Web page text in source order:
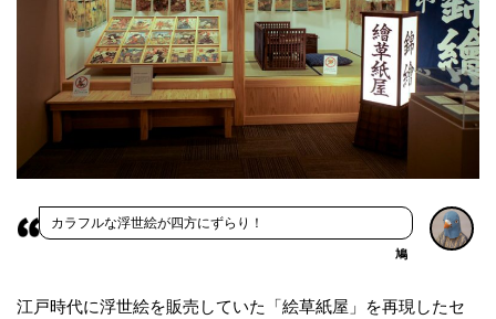
カラフルな浮世絵が四方にずらり！
鳩
江戸時代に浮世絵を販売していた「絵草紙屋」を再現したセ